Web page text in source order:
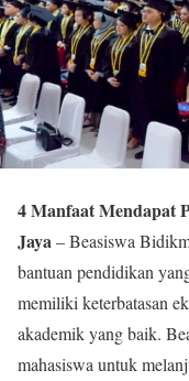
4 Manfaat Mendapat
Jaya– Beasiswa
bantuan pendidikan
memiliki keterbatasan
akademik yang baik.
mahasiswa untuk